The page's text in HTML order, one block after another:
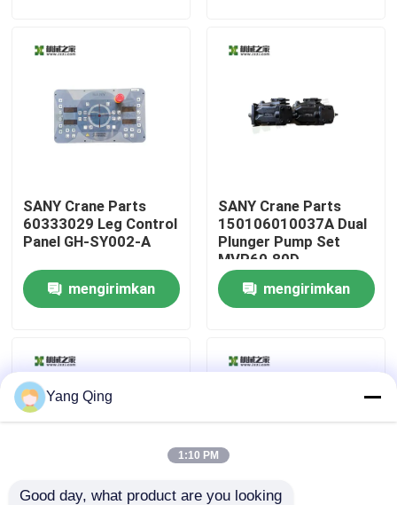
Produk
Tentang kami
Kontrol kualitas
Hubungi kami
Truk Derek Bekas
Digunakan Semua Crane Medan
SANY Crane Parts
60333029 Leg Control
Panel GH-SY002-A
mengirimkan
SANY Crane Parts
150106010037A Dual
Plunger Pump Set
MVP60.80D-
06S8/MVP60.80D-
06S5 mengirimkan
Yang Qing
1:10 PM
Good day, what product are you looking